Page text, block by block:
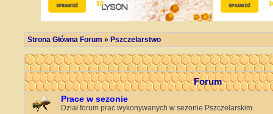
Strona Główna Forum » Pszczelarstwo
Forum
Prace w sezonie
Dział forum prac wykonywanych w sezonie Pszczelarskim